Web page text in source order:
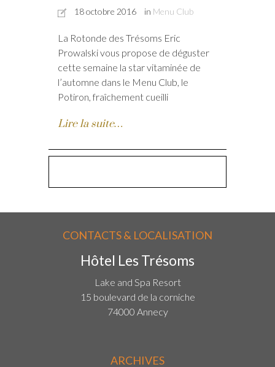
18 octobre 2016 in Menu Club
La Rotonde des Trésoms Eric
Prowalski vous propose de déguster
cette semaine la star vitaminée de
l’automne dans le Menu Club, le
Potiron, fraîchement cueilli
Lire la suite…
CONTACTS & LOCALISATION
Hôtel Les Trésoms
Lake and Spa Resort
15 boulevard de la corniche
74000 Annecy
ARCHIVES